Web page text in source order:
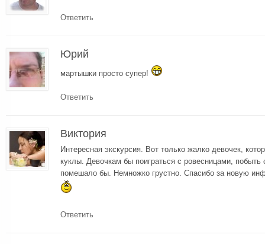
Ответить
Юрий
мартышки просто супер!
Ответить
Виктория
Интересная экскурсия. Вот только жалко девочек,
куклы. Девочкам бы поиграться с ровесницами,
помешало бы. Немножко грустно. Спасибо за новую
Ответить